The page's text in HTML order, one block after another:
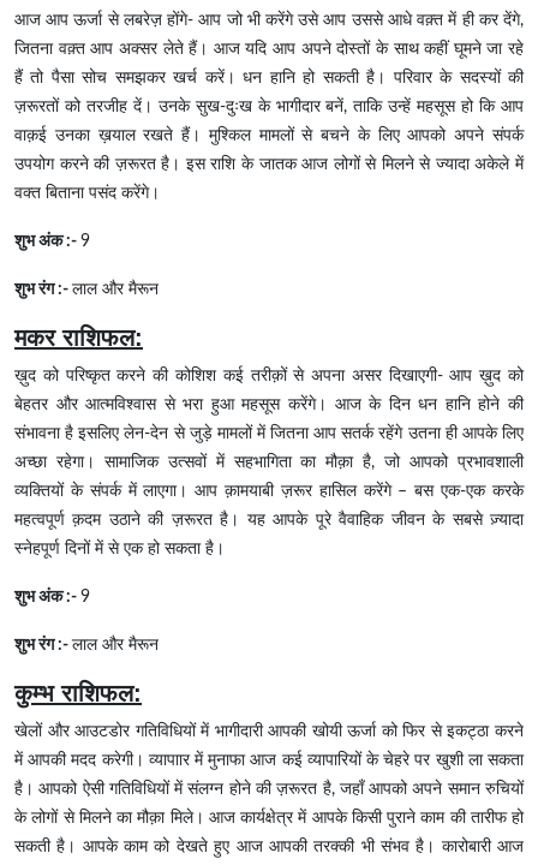
आज आप ऊर्जा से लबरेज़ होंगे- आप जो भी करेंगे उसे आप उससे आधे वक़्त में ही कर देंगे,
जितना वक़्त आप अक्सर लेते हैं। आज यदि आप अपने दोस्तों के साथ कहीं घूमने जा रहे
हैं तो पैसा सोच समझकर खर्च करें। धन हानि हो सकती है। परिवार के सदस्यों की
ज़रूरतों को तरजीह दें। उनके सुख-दुःख के भागीदार बनें, ताकि उन्हें महसूस हो कि आप
वाक़ई उनका ख़याल रखते हैं। मुश्किल मामलों से बचने के लिए आपको अपने संपर्क
उपयोग करने की ज़रूरत है। इस राशि के जातक आज लोगों से मिलने से ज्यादा अकेले में
वक्त बिताना पसंद करेंगे।
शुभ अंक :- 9
शुभ रंग :- लाल और मैरून
मकर राशिफल:
ख़ुद को परिष्कृत करने की कोशिश कई तरीक़ों से अपना असर दिखाएगी- आप ख़ुद को
बेहतर और आत्मविश्वास से भरा हुआ महसूस करेंगे। आज के दिन धन हानि होने की
संभावना है इसलिए लेन-देन से जुड़े मामलों में जितना आप सतर्क रहेंगे उतना ही आपके लिए
अच्छा रहेगा। सामाजिक उत्सवों में सहभागिता का मौक़ा है, जो आपको प्रभावशाली
व्यक्तियों के संपर्क में लाएगा। आप क़ामयाबी ज़रूर हासिल करेंगे – बस एक-एक करके
महत्वपूर्ण क़दम उठाने की ज़रूरत है। यह आपके पूरे वैवाहिक जीवन के सबसे ज़्यादा
स्नेहपूर्ण दिनों में से एक हो सकता है।
शुभ अंक :- 9
शुभ रंग :- लाल और मैरून
कुम्भ राशिफल:
खेलों और आउटडोर गतिविधियों में भागीदारी आपकी खोयी ऊर्जा को फिर से इकट्ठा करने
में आपकी मदद करेगी। व्यापाार में मुनाफा आज कई व्यापारियों के चेहरे पर खुशी ला सकता
है। आपको ऐसी गतिविधियों में संलग्न होने की ज़रूरत है, जहाँ आपको अपने समान रुचियों
के लोगों से मिलने का मौक़ा मिले। आज कार्यक्षेत्र में आपके किसी पुराने काम की तारीफ हो
सकती है। आपके काम को देखते हुए आज आपकी तरक्की भी संभव है। कारोबारी आज